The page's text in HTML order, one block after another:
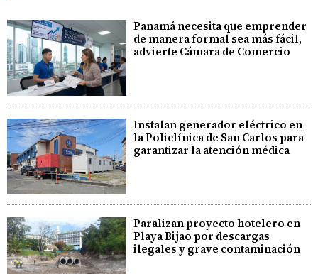
Panamá necesita que emprender
de manera formal sea más fácil,
advierte Cámara de Comercio
Instalan generador eléctrico en
la Policlínica de San Carlos para
garantizar la atención médica
Paralizan proyecto hotelero en
Playa Bijao por descargas
ilegales y grave contaminación